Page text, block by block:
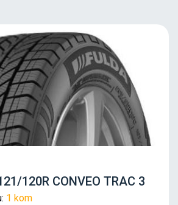
120R CONVEO TRAC 3
1 kom